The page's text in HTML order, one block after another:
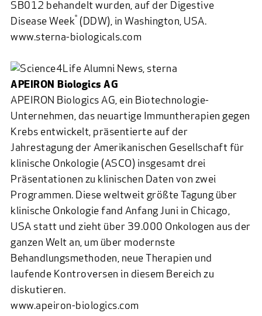
SB012 behandelt wurden, auf der Digestive
Disease Week® (DDW), in Washington, USA.
www.sterna-biologicals.com
APEIRON Biologics AG
APEIRON Biologics AG, ein Biotechnologie-
Unternehmen, das neuartige Immuntherapien gegen
Krebs entwickelt, präsentierte auf der
Jahrestagung der Amerikanischen Gesellschaft für
klinische Onkologie (ASCO) insgesamt drei
Präsentationen zu klinischen Daten von zwei
Programmen. Diese weltweit größte Tagung über
klinische Onkologie fand Anfang Juni in Chicago,
USA statt und zieht über 39.000 Onkologen aus der
ganzen Welt an, um über modernste
Behandlungsmethoden, neue Therapien und
laufende Kontroversen in diesem Bereich zu
diskutieren.
www.apeiron-biologics.com